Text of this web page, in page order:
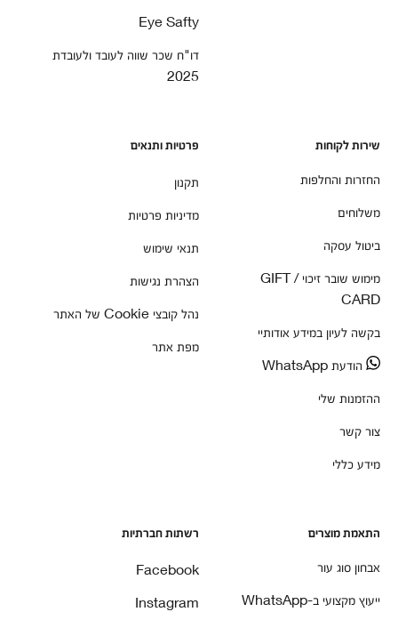
Eye Safty
דו"ח שכר שווה לעובד ולעובדת
2025
שירות לקוחות
החזרות והחלפות
משלוחים
ביטול עסקה
מימוש שובר זיכוי / GIFT
CARD
בקשה לעיון במידע אודותיי
הודעת WhatsApp
ההזמנות שלי
צור קשר
מידע כללי
פרטיות ותנאים
תקנון
מדיניות פרטיות
תנאי שימוש
הצהרת נגישות
נהל קובצי Cookie של האתר
מפת אתר
התאמת מוצרים
אבחון סוג עור
ייעוץ מקצועי ב-WhatsApp
רשתות חברתיות
Facebook
Instagram